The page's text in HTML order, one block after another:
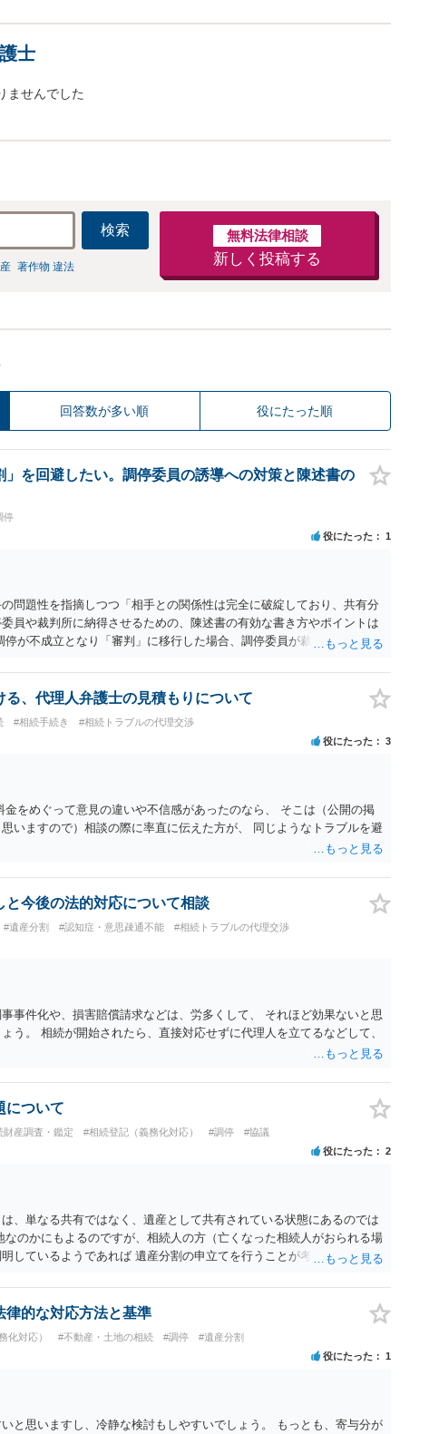
士
ませんでした
検索
著作物 違法
無料法律相談
新しく投稿する
回答数が多い順 役にたった順
を回避したい。調停委員の誘導への対策と陳述書の
停
役にたった 1
問題性を指摘しつつ「相手との関係性は完全に破綻しており、共有分
員や裁判所に納得させるための、陳述書の有効な書き方やポイントは
が不成立となり「審判」に移行した場合、調停委員が裁判官に対して
る可能性はどの程度あるのでしょうか。 ３．現在の状況において、調
有分割を確実に避けるために、今から取れるその他の法的な手段や主
ん。 本件遺産分割では、共有分割以外のあなたが希望する分割方法
方法が可能であることを 主張立証していく必要があります。 そのた
のように使用されていて、今後どのようにしていくのか 不動産の評価
のような位置を占めるか 相続人は何人いて、どのような遺産分割方法
事情が分からなければ あなたの希望する分割方法が適切で、その方
ません。 弁護士に面談で詳しい事情を話して相談された方がよいと
、代理人弁護士の見積もりについて
#相続手続き #相続トラブルの代理交渉
役にたった 3
をめぐって意見の違いや不信感があったのなら、 そこは（公開の掲
いますので）相談の際に率直に伝えた方が、 同じようなトラブルを避
今後の法的対応について相談
#遺産分割 #認知症・意思疎通不能 #相続トラブルの代理交渉
事件化や、損害賠償請求などは、労多くして、 それほど効果ないと思
う。 相続が開始されたら、直接対応せずに代理人を立てるなどして、
について
財産調査・鑑定 #相続登記（義務化対応） #調停 #協議
役にたった 2
、単なる共有ではなく、遺産として共有されている状態にあるのでは
のかにもよるのですが、相続人の方（亡くなった相続人がおられる場
しているようであれば 遺産分割の申立てを行うことが考えられます。
で必要な対応を行うと提案することなどは一つ考えられるかなと思い
通常の共有が混在している場合はまた少し話が変わってきますのでご
合は ご利用が難しい場合があります。
律的な対応方法と基準
化対応） #不動産・土地の相続 #調停 #遺産分割
役にたった 1
と思いますし、冷静な検討もしやすいでしょう。 もっとも、寄与分が